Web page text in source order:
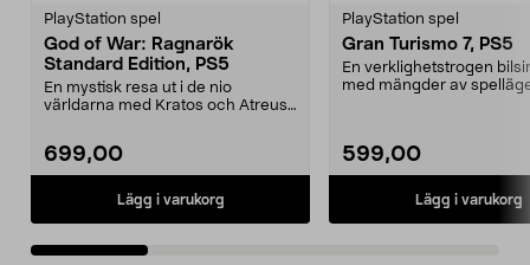
PlayStation spel
God of War: Ragnarök
Standard Edition, PS5
En mystisk resa ut i de nio
världarna med Kratos och Atreus.
699,00
Lägg i varukorg
PlayStation spel
Gran Turismo 7, PS5
En verklighetstrogen
med mängder av
599,00
Lägg i varukorg